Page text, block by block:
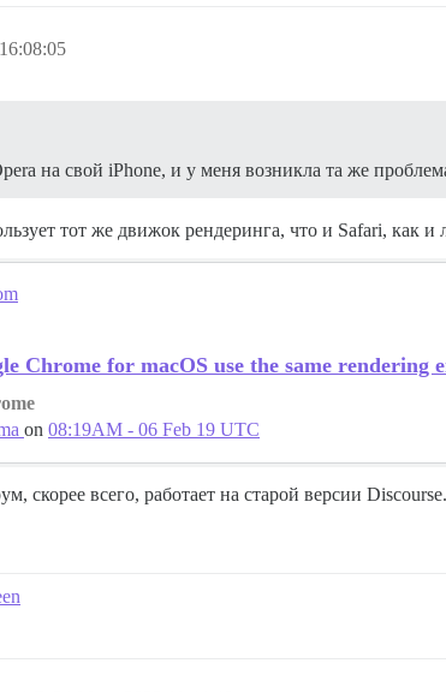
на свой iPhone, и у меня возникла та же
тот же движок рендеринга, что и Safari, как
Chrome for macOS use the same rendering
on 08:19AM - 06 Feb 19 UTC
скорее всего, работает на старой версии Discourse.